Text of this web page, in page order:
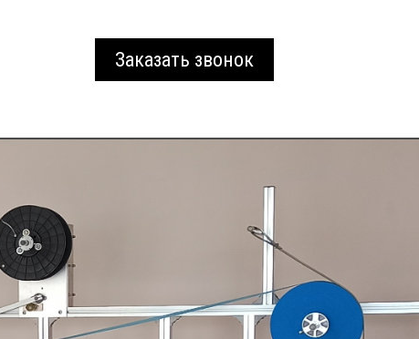
Заказать звонок